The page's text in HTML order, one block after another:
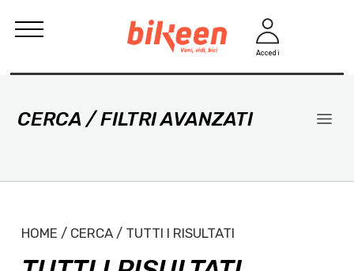
Accedi
CERCA / FILTRI AVANZATI
HOME / CERCA / TUTTI I RISULTATI